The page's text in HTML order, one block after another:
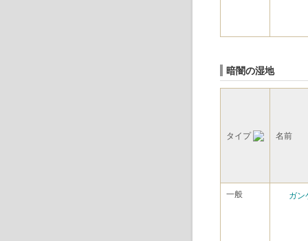
暗闇の湿地
タイプ 名前
一般 ガン